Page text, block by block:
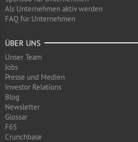
Als Unternehmen aktiv werden
FAQ für Unternehmen
ÜBER UNS
Unser Team
Jobs
Presse und Medien
Investor Relations
Blog
Newsletter
Glossar
F6S
Crunchbase